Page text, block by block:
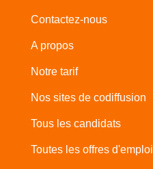
Contactez-nous
A propos
Notre tarif
Nos sites de codiffusion
Tous les candidats
Toutes les offres d'emploi